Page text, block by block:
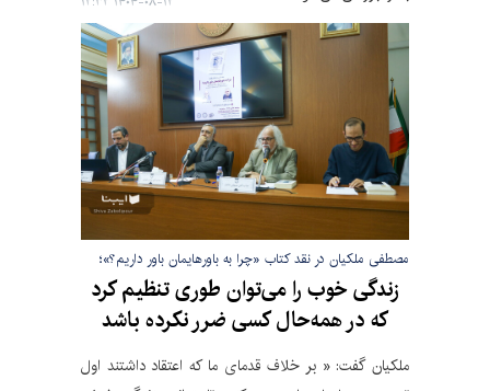
مصطفی ملکیان در نقد کتاب «چرا به باورهایمان باور داریم؟»؛
زندگی خوب را می‌توان طوری تنظیم کرد
که در همه‌حال کسی ضرر نکرده باشد
ملکیان گفت: « بر خلاف قدمای ما که اعتقاد داشتند اول